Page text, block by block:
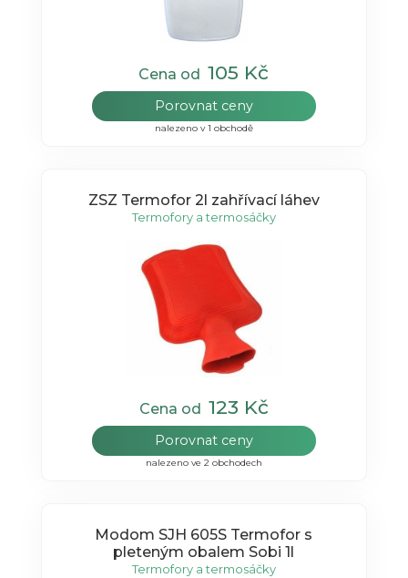
Cena od105 Kč
Porovnat ceny
nalezeno v 1 obchodě
ZSZ Termofor 2l zahřívací láhev
Termofory a termosáčky
Cena od 123 Kč
Porovnat ceny
nalezeno ve 2 obchodech
Modom SJH 605S Termofor s
pleteným obalem Sobi 1l
Termofory a termosáčky